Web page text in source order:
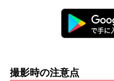
撮影時の注意点